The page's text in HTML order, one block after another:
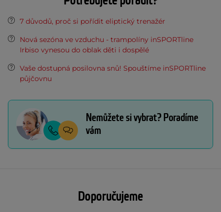
7 důvodů, proč si pořídit eliptický trenažér
Nová sezóna ve vzduchu - trampolíny inSPORTline
Irbiso vynesou do oblak děti i dospělé
Vaše dostupná posilovna snů! Spouštíme inSPORTline
půjčovnu
Nemůžete si vybrat? Poradíme
vám
Doporučujeme